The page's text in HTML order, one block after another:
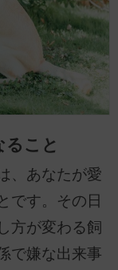
こと
、あなたが愛
です。その日
方が変わる飼
で嫌な出来事